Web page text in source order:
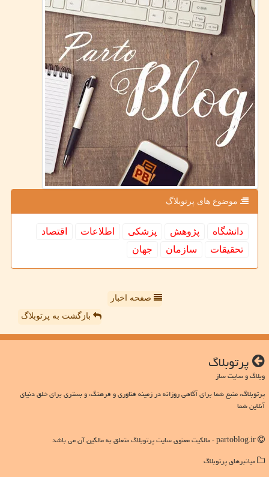
موضوع های پرتوبلاگ
دانشگاه پژوهش پزشكی اطلاعات
اقتصاد
تحقیقات
سازمان جهان
صفحه اخبار
بازگشت به پرتوبلاگ
پرتوبلاگ
وبلاگ و سایت ساز
پرتوبلاگ، منبع شما برای آگاهی روزانه در زمینه فناوری و فرهنگ، و بستری برای خلق دنیای
آنلاین شما
میانبرهای پرتوبلاگ